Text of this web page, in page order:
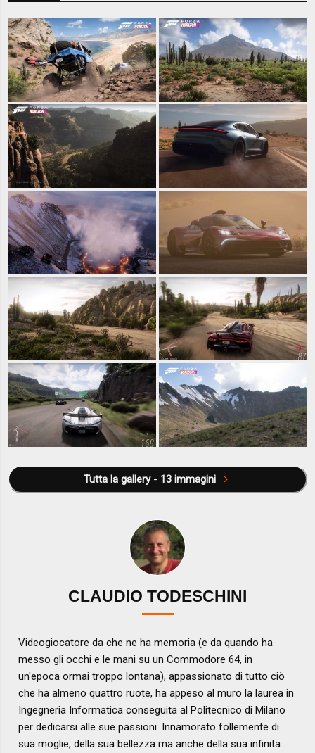
Tutta la gallery - 13 immagini
CLAUDIO TODESCHINI
Videogiocatore da che ne ha memoria (e da quando ha
messo gli occhi e le mani su un Commodore 64, in
un'epoca ormai troppo lontana), appassionato di tutto ciò
che ha almeno quattro ruote, ha appeso al muro la laurea in
Ingegneria Informatica conseguita al Politecnico di Milano
per dedicarsi alle sue passioni. Innamorato follemente di
sua moglie, della sua bellezza ma anche della sua infinita